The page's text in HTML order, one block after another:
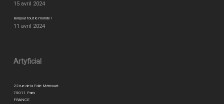
15 avril 2024
Bonjour tout le monde !
11 avril 2024
Artyficial
22 rue de la Folie Méricourt
75011 Paris
FRANCE